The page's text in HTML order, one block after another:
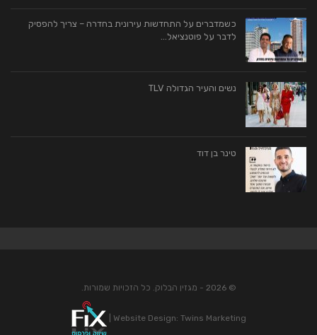
כשמדברים על התחדשות עירונית בחדרה – צריך להפסיק
לדבר על פוטנציאל…
נשים והעיר הגדולה TLV
טינר בן דוד
© 2026 - מגזין הבלוק. כל הזכויות שמורות.
Website Design: Twins Marketing